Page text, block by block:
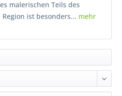
malerischen Teils des
ist besonders... mehr